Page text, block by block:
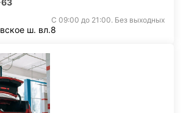
С 09:00 до 21:00. Без выходных
ш. вл.8